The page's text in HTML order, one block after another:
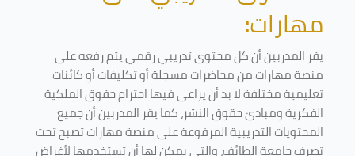
مهارات:
يقر المدربين أن كل محتوى تدريبي رقمي يتم رفعه على
منصة مهارات من محاضرات مسجلة أو تكليفات أو كائنات
تعليمية مختلفة لا بد أن يراعى فيها احترام حقوق الملكية
الفكرية ومبادئ حقوق النشر، كما يقر المدربين أن جميع
المحتويات التدريبية المرفوعة على منصة مهارات تصبح تحت
تصرف جامعة الطائف، والتي يمكن لها أن تستخدمها لأغراض